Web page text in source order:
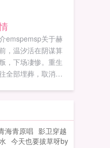
emspemsp关于赫
，温汐活在阴谋算
，下场凄惨。重生
全部埋葬，取消婚
海青原唱 影卫穿越
今天也要拔草呀by